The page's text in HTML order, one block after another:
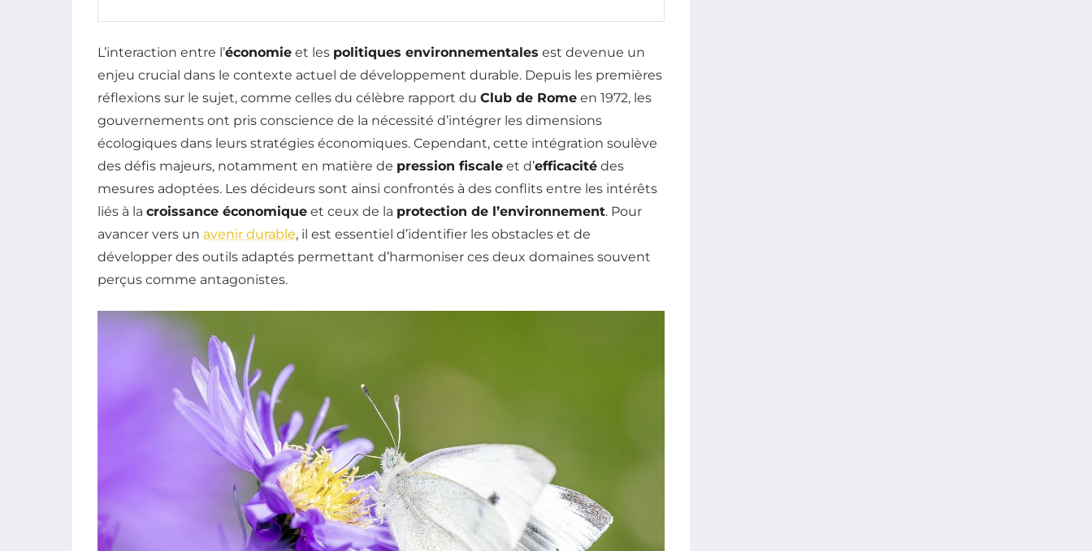
L’interaction entre l’économie et les politiques environnementales est devenue un
enjeu crucial dans le contexte actuel de développement durable. Depuis les premières
réflexions sur le sujet, comme celles du célèbre rapport du Club de Rome en 1972, les
gouvernements ont pris conscience de la nécessité d’intégrer les dimensions
écologiques dans leurs stratégies économiques. Cependant, cette intégration soulève
des défis majeurs, notamment en matière de pression fiscale et d’efficacité des
mesures adoptées. Les décideurs sont ainsi confrontés à des conflits entre les intérêts
liés à la croissance économique et ceux de la protection de l’environnement. Pour
avancer vers un avenir durable, il est essentiel d’identifier les obstacles et de
développer des outils adaptés permettant d’harmoniser ces deux domaines souvent
perçus comme antagonistes.